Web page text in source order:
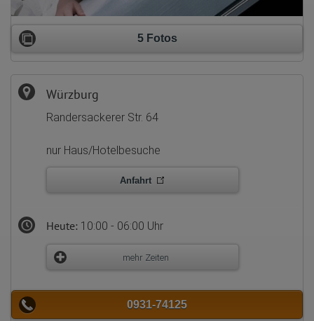
5 Fotos
Würzburg
Randersackerer Str. 64
nur Haus/Hotelbesuche
Anfahrt
Heute: 10:00 - 06:00 Uhr
mehr Zeiten
0931-74125